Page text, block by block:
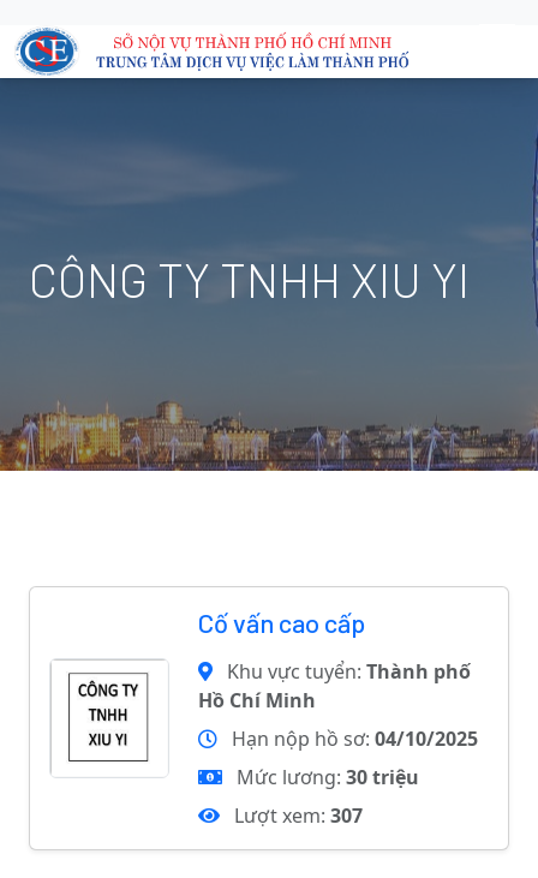
CÔNG TY TNHH XIU YI
Cố vấn cao cấp
Khu vực tuyển: Thành phố
Hồ Chí Minh
Hạn nộp hồ sơ: 04/10/2025
Mức lương: 30 triệu
Lượt xem: 307